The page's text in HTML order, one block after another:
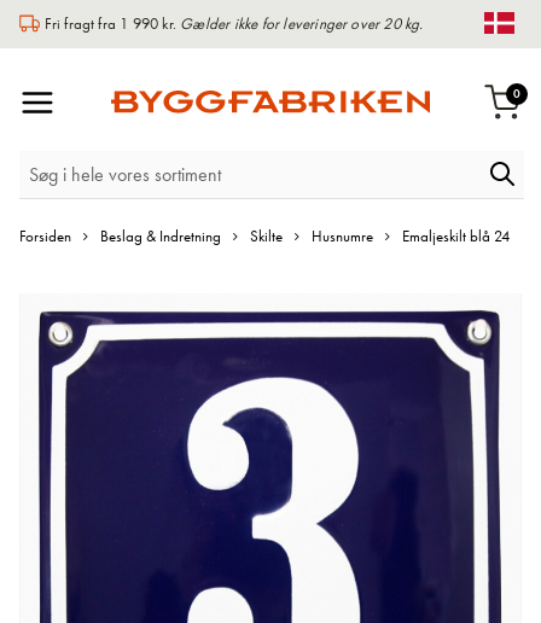
Fri fragt fra 1 990 kr. Gælder ikke for leveringer over 20 kg.
0
Forsiden Beslag & Indretning Skilte Husnumre Emaljeskilt blå 24
slutningen
billedgalleriet